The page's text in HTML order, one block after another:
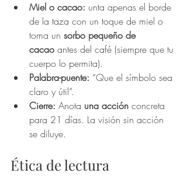
Miel o cacao: unta apenas el borde
de la taza con un toque de miel o
toma un sorbo pequeño de
cacao antes del café (siempre que tu
cuerpo lo permita).
Palabra-puente: “Que el símbolo sea
claro y útil”.
Cierre: Anota una acción concreta
para 21 días. La visión sin acción
se diluye.
Ética de lectura